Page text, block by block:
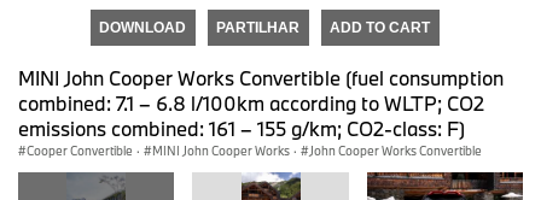
DOWNLOAD PARTILHAR ADD TO CART
MINI John Cooper Works Convertible (fuel consumption
combined: 7.1 – 6.8 l/100km according to WLTP; CO2
emissions combined: 161 – 155 g/km; CO2-class: F)
Cooper Convertible · MINI John Cooper Works · John Cooper Works Convertible